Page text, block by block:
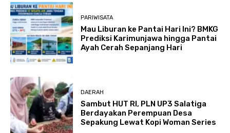
PARIWISATA
Mau Liburan ke Pantai Hari Ini? BMKG
Prediksi Karimunjawa hingga Pantai
Ayah Cerah Sepanjang Hari
DAERAH
Sambut HUT RI, PLN UP3 Salatiga
Berdayakan Perempuan Desa
Sepakung Lewat Kopi Woman Series